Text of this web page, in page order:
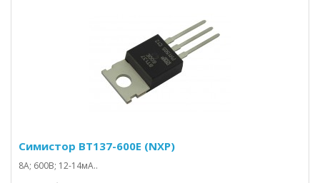
Симистор BT137-600E (NXP)
8А; 600В; 12-14мА..